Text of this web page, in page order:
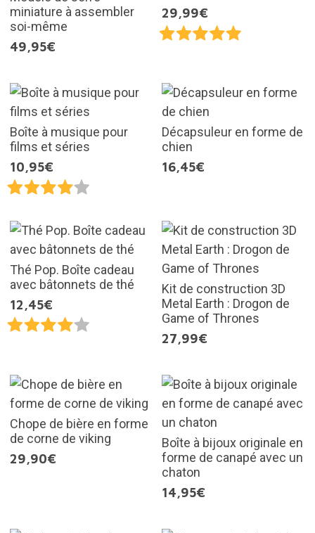
miniature à assembler
soi-même
49,95€
29,99€
Boîte à musique pour
films et séries
10,95€
Décapsuleur en forme de
chien
16,45€
Thé Pop. Boîte cadeau
avec bâtonnets de thé
12,45€
Kit de construction 3D
Metal Earth : Drogon de
Game of Thrones
27,99€
Chope de bière en forme
de corne de viking
29,90€
Boîte à bijoux originale en
forme de canapé avec un
chaton
14,95€